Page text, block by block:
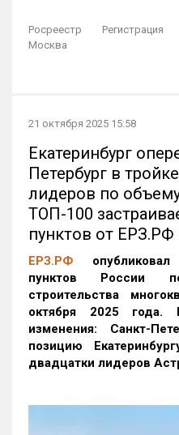
Росреестр Регистрация
Москва
21 октября 2025 15:58
Екатеринбург
Петербург в
лидеров по
ТОП-100
пунктов от ЕРЗ.РФ
ЕРЗ.РФ
пунктов России
строительства
октября 2025
изменения: Санкт-
позицию
двадцатки лидеров